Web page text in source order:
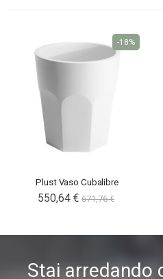
Plust Vaso Cubalibre
550,64 € 671,76 €
-18%
Stai arredando